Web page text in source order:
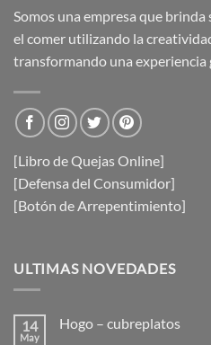
Somos una empresa que
el comer utilizando la
transformando una experiencia
[Libro de Quejas Online]
[Defensa del Consumidor]
[Botón de Arrepentimiento]
ULTIMAS NOVEDADES
14
May
Hogo – cubreplatos